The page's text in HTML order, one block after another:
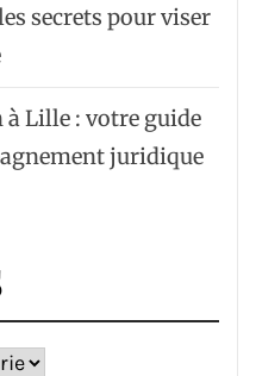
secrets pour viser
Lille : votre guide
juridique